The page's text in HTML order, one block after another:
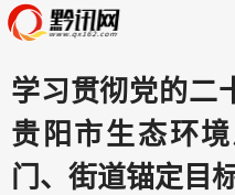
学习贯彻党的二
贵阳市生态环
门、街道锚定目标